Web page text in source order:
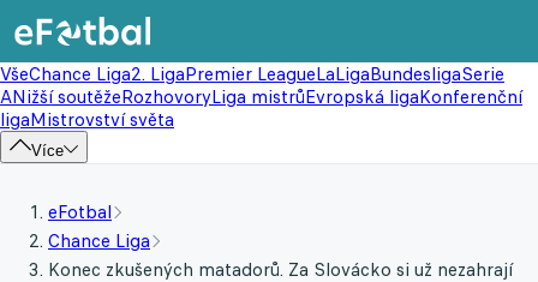
VšeChance Liga2. LigaPremier LeagueLaLigaBundesligaSerie
ANižší soutěžeRozhovoryLiga mistrůEvropská ligaKonferenční
ligaMistrovství světa
Více
eFotbal
Chance Liga
Konec zkušených matadorů. Za Slovácko si už nezahrají